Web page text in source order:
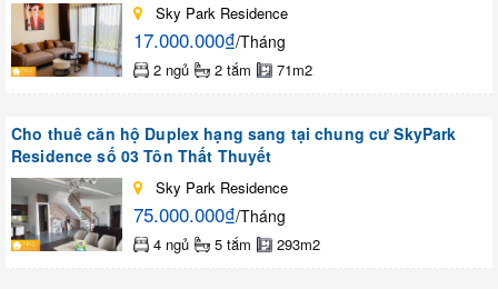
Sky Park Residence
17.000.000₫/Tháng
2 ngủ 2 tắm 71m2
Cho thuê căn hộ Duplex hạng sang tại chung cư SkyPark
Residence số 03 Tôn Thất Thuyết
Sky Park Residence
75.000.000₫/Tháng
4 ngủ 5 tắm 293m2